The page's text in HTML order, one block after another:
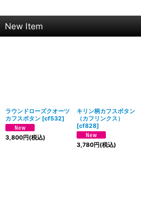
New Item
ラウンドローズクオーツ
カフスボタン [cf532]
3,800円(税込)
キリン柄カフスボタン
（カフリンクス）
[cf828]
3,780円(税込)